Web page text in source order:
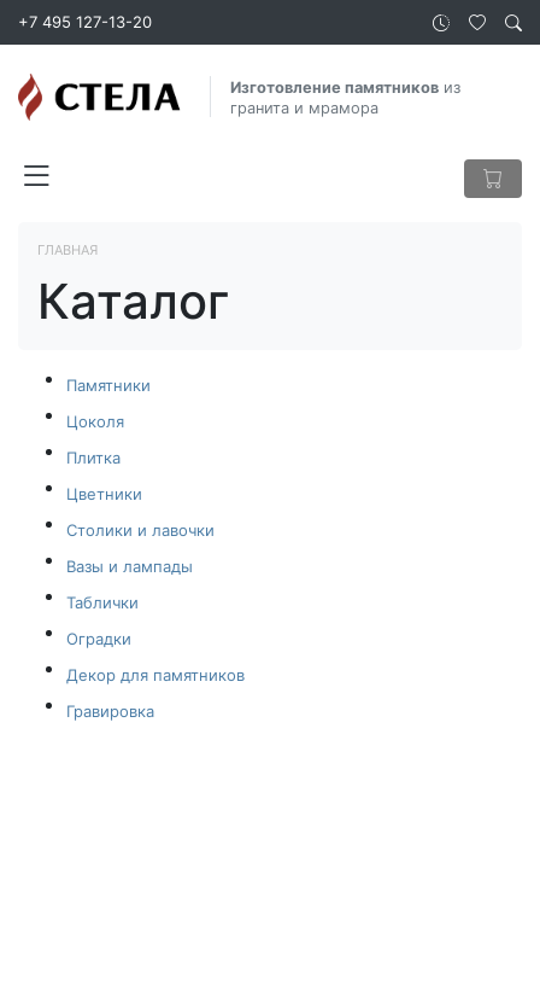
+7 495 127-13-20
Изготовление памятниковиз
гранита и мрамора
ГЛАВНАЯ
Каталог
Памятники
Цоколя
Плитка
Цветники
Столики и лавочки
Вазы и лампады
Таблички
Оградки
Декор для памятников
Гравировка